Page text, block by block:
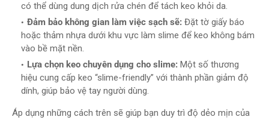
có thể dùng dung dịch rửa chén để tách keo khỏi da.
Đảm bảo không gian làm việc sạch sẽ: Đặt tờ giấy báo
hoặc thảm nhựa dưới khu vực làm slime để keo không bám
vào bề mặt nền.
Lựa chọn keo chuyên dụng cho slime: Một số thương
hiệu cung cấp keo “slime-friendly” với thành phần giảm độ
dính, giúp bảo vệ tay người dùng.
Áp dụng những cách trên sẽ giúp bạn duy trì độ dẻo mịn của